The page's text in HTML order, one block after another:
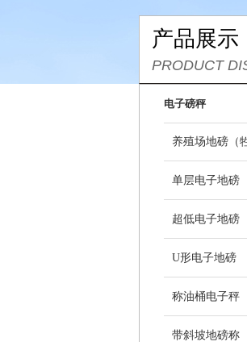
产品展示
PRODUCT
电子磅秤
养殖场地磅（
单层电子地磅
超低电子地磅
U形电子地磅
称油桶电子秤
带斜坡地磅称